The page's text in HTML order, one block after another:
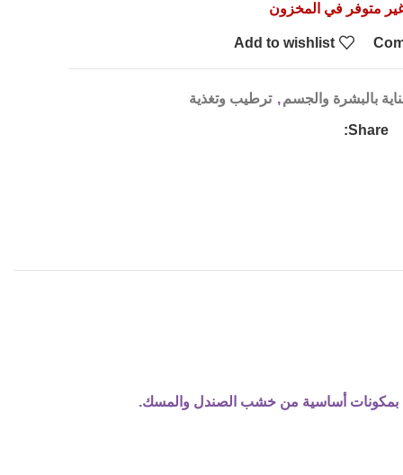
متوفر في المخزون
Add to wishlist
بالبشرة والجسم , ترطيب وتغذية
Share:
بمكونات أساسية من خشب الصندل والمسك.